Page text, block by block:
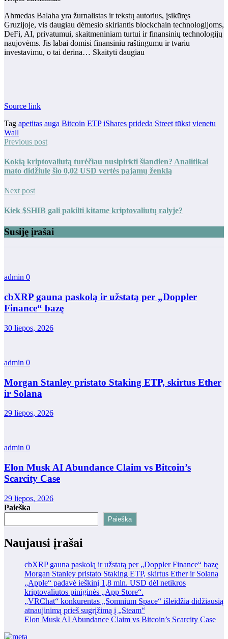
Ahmedas Balaha yra žurnalistas ir tekstų autorius, įsikūręs
Gruzijoje, vis daugiau dėmesio skiriantis blockchain technologijoms,
DeFi, AI, privatumui, skaitmeniniam turtui ir finansinių technologijų
naujovėms. Jis labai domisi finansiniu raštingumu ir tvariu
investavimu, o tai derina… Skaityti daugiau
Source link
Tag apetitas auga Bitcoin ETP iShares prideda Street tūkst vienetu
Wall
Previous post
Kokią kriptovaliutą turėčiau nusipirkti šiandien? Analitikai
mato didžiulę šio 0,02 USD vertės pajamų ženklą
Next post
Kiek $SHIB gali pakilti kitame kriptovaliutų ralyje?
Susiję įrašai
admin 0
cbXRP gauna paskolą ir užstatą per „Doppler
Finance“ bazę
30 liepos, 2026
admin 0
Morgan Stanley pristato Staking ETP, skirtus Ether
ir Solana
29 liepos, 2026
admin 0
Elon Musk AI Abundance Claim vs Bitcoin’s
Scarcity Case
29 liepos, 2026
Paieška
Paieška
Naujausi įrašai
cbXRP gauna paskolą ir užstatą per „Doppler Finance“ bazę
Morgan Stanley pristato Staking ETP, skirtus Ether ir Solana
„Apple“ padavė ieškinį 1,8 mln. USD dėl netikros
kriptovaliutos piniginės „App Store“.
„VRChat“ konkurentas „Somnium Space“ išleidžia didžiausią
atnaujinimą prieš sugrįžimą į „Steam“
Elon Musk AI Abundance Claim vs Bitcoin’s Scarcity Case